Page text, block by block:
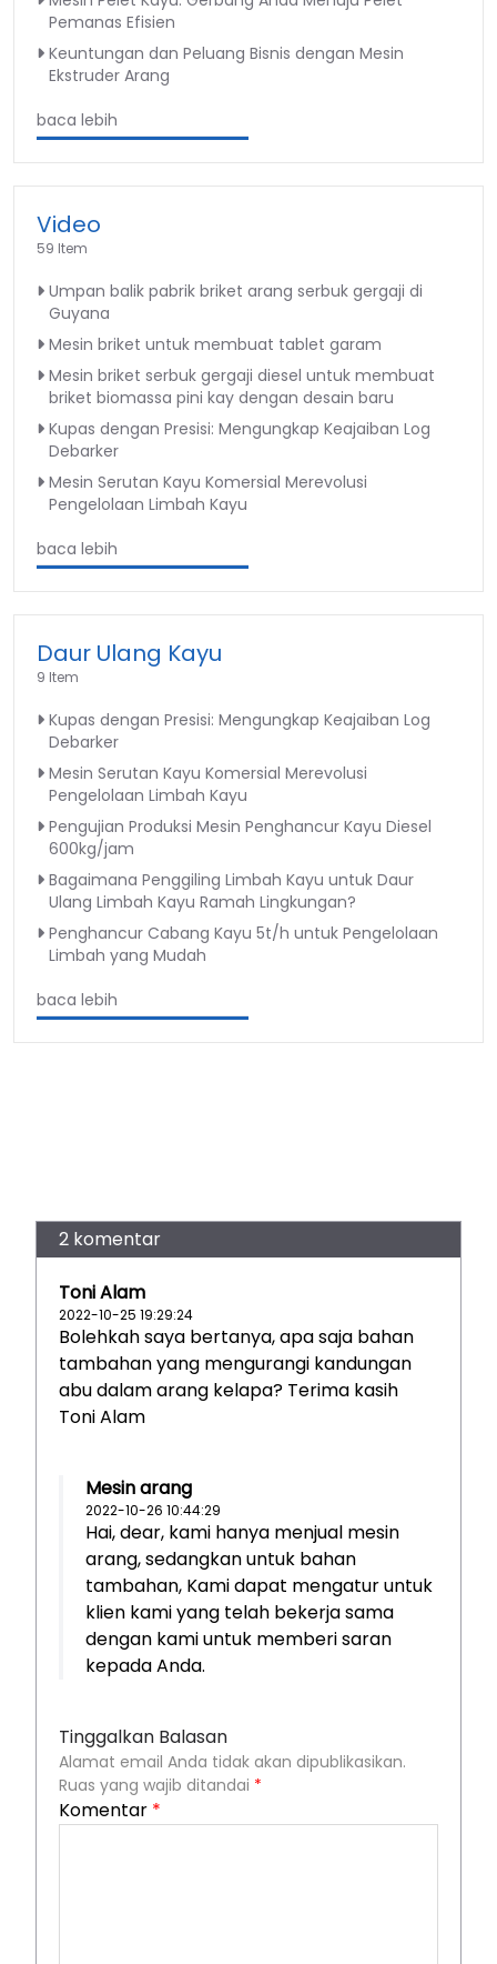
Pemanas Efisien
Keuntungan dan Peluang Bisnis dengan Mesin
Ekstruder Arang
baca lebih
Video
59 Item
Umpan balik pabrik briket arang serbuk gergaji di
Guyana
Mesin briket untuk membuat tablet garam
Mesin briket serbuk gergaji diesel untuk membuat
briket biomassa pini kay dengan desain baru
Kupas dengan Presisi: Mengungkap Keajaiban Log
Debarker
Mesin Serutan Kayu Komersial Merevolusi
Pengelolaan Limbah Kayu
baca lebih
Daur Ulang Kayu
9 Item
Kupas dengan Presisi: Mengungkap Keajaiban Log
Debarker
Mesin Serutan Kayu Komersial Merevolusi
Pengelolaan Limbah Kayu
Pengujian Produksi Mesin Penghancur Kayu Diesel
600kg/jam
Bagaimana Penggiling Limbah Kayu untuk Daur
Ulang Limbah Kayu Ramah Lingkungan?
Penghancur Cabang Kayu 5t/h untuk Pengelolaan
Limbah yang Mudah
baca lebih
2 komentar
Toni Alam
2022-10-25 19:29:24
Bolehkah saya bertanya, apa saja bahan
tambahan yang mengurangi kandungan
abu dalam arang kelapa? Terima kasih
Toni Alam
Mesin arang
2022-10-26 10:44:29
Hai, dear, kami hanya menjual mesin
arang, sedangkan untuk bahan
tambahan, Kami dapat mengatur untuk
klien kami yang telah bekerja sama
dengan kami untuk memberi saran
kepada Anda.
Tinggalkan Balasan
Alamat email Anda tidak akan dipublikasikan.
Ruas yang wajib ditandai *
Komentar *